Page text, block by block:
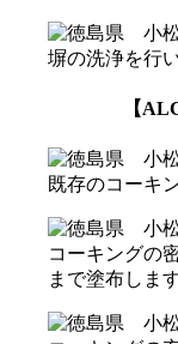
塀の洗浄を行
【
既存のコーキ
コーキングの
まで塗布します